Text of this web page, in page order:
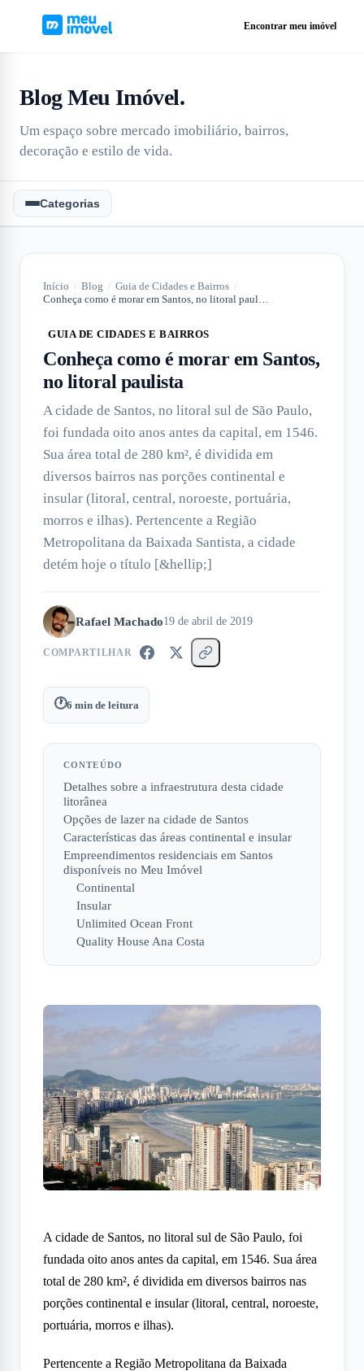
Encontrar meu imóvel
Blog Meu Imóvel.
Um espaço sobre mercado imobiliário, bairros,
decoração e estilo de vida.
Categorias
Início / Blog / Guia de Cidades e Bairros /
Conheça como é morar em Santos, no litoral paulista
GUIA DE CIDADES E BAIRROS
Conheça como é morar em Santos,
no litoral paulista
A cidade de Santos, no litoral sul de São Paulo,
foi fundada oito anos antes da capital, em 1546.
Sua área total de 280 km², é dividida em
diversos bairros nas porções continental e
insular (litoral, central, noroeste, portuária,
morros e ilhas). Pertencente a Região
Metropolitana da Baixada Santista, a cidade
detém hoje o título [&hellip;]
Rafael Machado19 de abril de 2019
COMPARTILHAR
🕐6 min de leitura
CONTEÚDO
Detalhes sobre a infraestrutura desta cidade
litorânea
Opções de lazer na cidade de Santos
Características das áreas continental e insular
Empreendimentos residenciais em Santos
disponíveis no Meu Imóvel
Continental
Insular
Unlimited Ocean Front
Quality House Ana Costa
A cidade de Santos, no litoral sul de São Paulo, foi
fundada oito anos antes da capital, em 1546. Sua área
total de 280 km², é dividida em diversos bairros nas
porções continental e insular (litoral, central, noroeste,
portuária, morros e ilhas).
Pertencente a Região Metropolitana da Baixada